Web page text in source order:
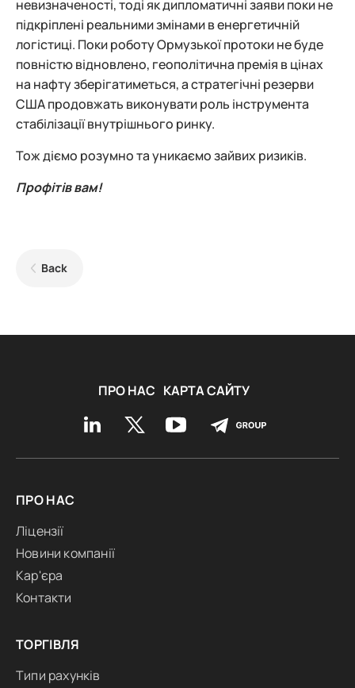
невизначеності, тоді як дипломатичні заяви поки не
підкріплені реальними змінами в енергетичній
логістиці. Поки роботу Ормузької протоки не буде
повністю відновлено, геополітична премія в цінах
на нафту зберігатиметься, а стратегічні резерви
США продовжать виконувати роль інструмента
стабілізації внутрішнього ринку.
Тож діємо розумно та уникаємо зайвих ризиків.
Профітів вам!
Back
ПРО НАС КАРТА САЙТУ
ПРО НАС
Ліцензії
Новини компанії
Кар'єра
Контакти
ТОРГІВЛЯ
Типи рахунків